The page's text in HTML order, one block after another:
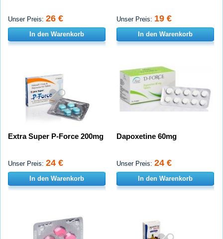
Unser Preis: 26 €
In den Warenkorb
Unser Preis: 19 €
In den Warenkorb
Extra Super P-Force 200mg
Unser Preis: 24 €
In den Warenkorb
Dapoxetine 60mg
Unser Preis: 24 €
In den Warenkorb